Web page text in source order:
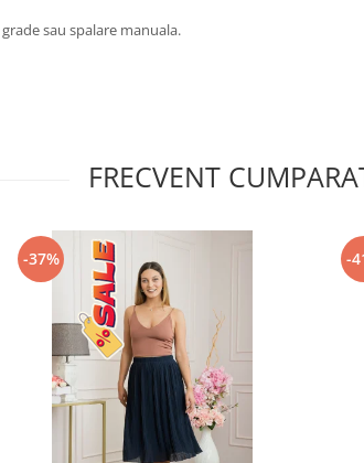
sau spalare manuala.
FRECVENT
-37% -